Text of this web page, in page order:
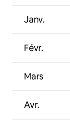
Janv.
Févr.
Mars
Avr.